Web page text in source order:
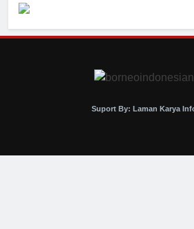
Suport By: Laman Karya